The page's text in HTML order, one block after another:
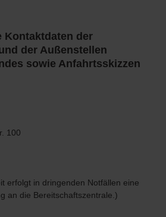
Kontaktdaten der
der Außenstellen
sowie Anfahrtsskizzen
100
erfolgt in dringenden Notfällen eine
an die Bereitschaftszentrale.)